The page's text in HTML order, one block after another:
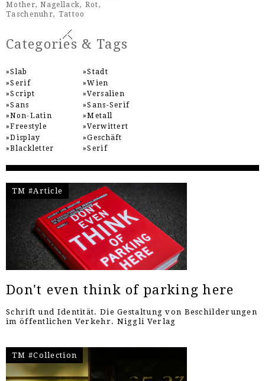
Mother,Nagellack, Rot,
Taschenuhr, Tattoo
Categories & Tags
Slab
Serif
Script
Sans
Non-Latin
Freestyle
Display
Blackletter
Stadt
Wien
Versalien
Sans-Serif
Metall
Verwittert
Geschäft
Serif
TM #Article
Don't even think of parking here
Schrift und Identität. Die Gestaltung von Beschilderungen
im öffentlichen Verkehr. Niggli Verlag
TM #Collection